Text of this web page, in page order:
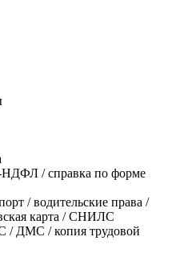
НДФЛ / справка по форме
/ водительские права /
карта / СНИЛС
ДМС / копия трудовой